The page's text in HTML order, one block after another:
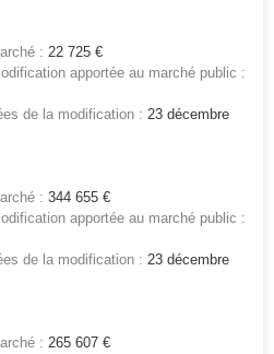
: 22 725 €
apportée au marché public :
de la modification : 23 décembre
: 344 655 €
apportée au marché public :
de la modification : 23 décembre
: 265 607 €